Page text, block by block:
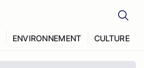
ENVIRONNEMENT CULTURE